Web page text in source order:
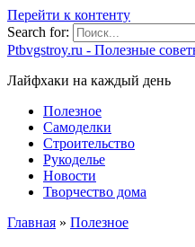
Перейти к контенту
Search for:
Ptbvgstroy.ru - Полезные
Лайфхаки на каждый день
Полезное
Самоделки
Строительство
Рукоделье
Новости
Творчество дома
Главная » Полезное